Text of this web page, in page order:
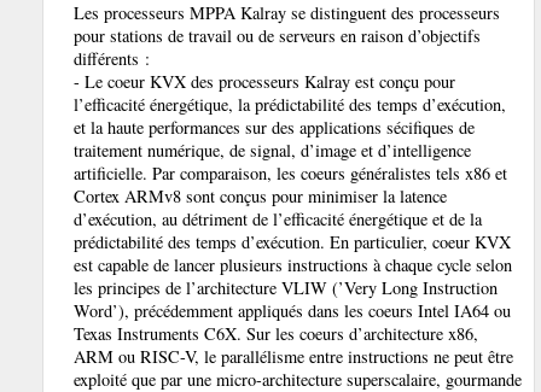
Les processeurs MPPA Kalray se distinguent des processeurs
pour stations de travail ou de serveurs en raison d’objectifs
différents :
- Le coeur KVX des processeurs Kalray est conçu pour
l’efficacité énergétique, la prédictabilité des temps d’exécution,
et la haute performances sur des applications sécifiques de
traitement numérique, de signal, d’image et d’intelligence
artificielle. Par comparaison, les coeurs généralistes tels x86 et
Cortex ARMv8 sont conçus pour minimiser la latence
d’exécution, au détriment de l’efficacité énergétique et de la
prédictabilité des temps d’exécution. En particulier, coeur KVX
est capable de lancer plusieurs instructions à chaque cycle selon
les principes de l’architecture VLIW (’Very Long Instruction
Word’), précédemment appliqués dans les coeurs Intel IA64 ou
Texas Instruments C6X. Sur les coeurs d’architecture x86,
ARM ou RISC-V, le parallélisme entre instructions ne peut être
exploité que par une micro-architecture superscalaire, gourmande